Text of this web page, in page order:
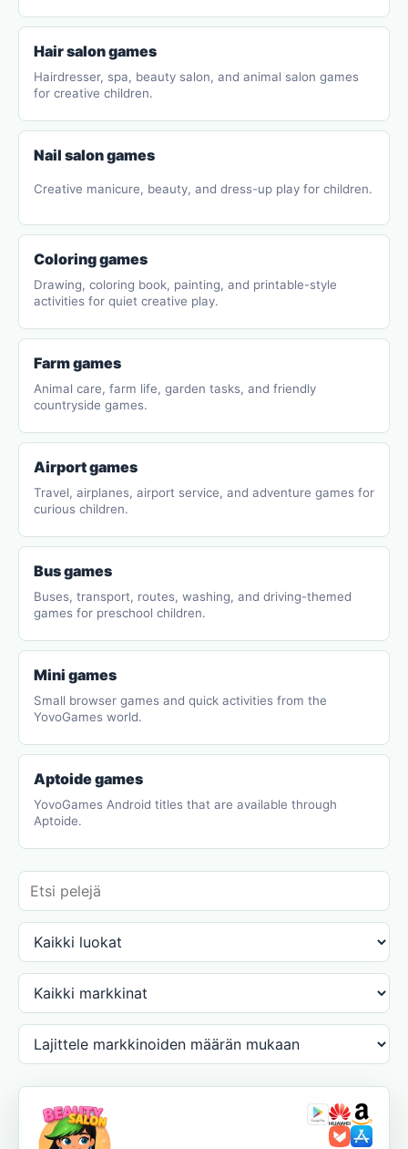
Hair salon games
Hairdresser, spa, beauty salon, and animal salon games
for creative children.
Nail salon games
Creative manicure, beauty, and dress-up play for children.
Coloring games
Drawing, coloring book, painting, and printable-style
activities for quiet creative play.
Farm games
Animal care, farm life, garden tasks, and friendly
countryside games.
Airport games
Travel, airplanes, airport service, and adventure games for
curious children.
Bus games
Buses, transport, routes, washing, and driving-themed
games for preschool children.
Mini games
Small browser games and quick activities from the
YovoGames world.
Aptoide games
YovoGames Android titles that are available through
Aptoide.